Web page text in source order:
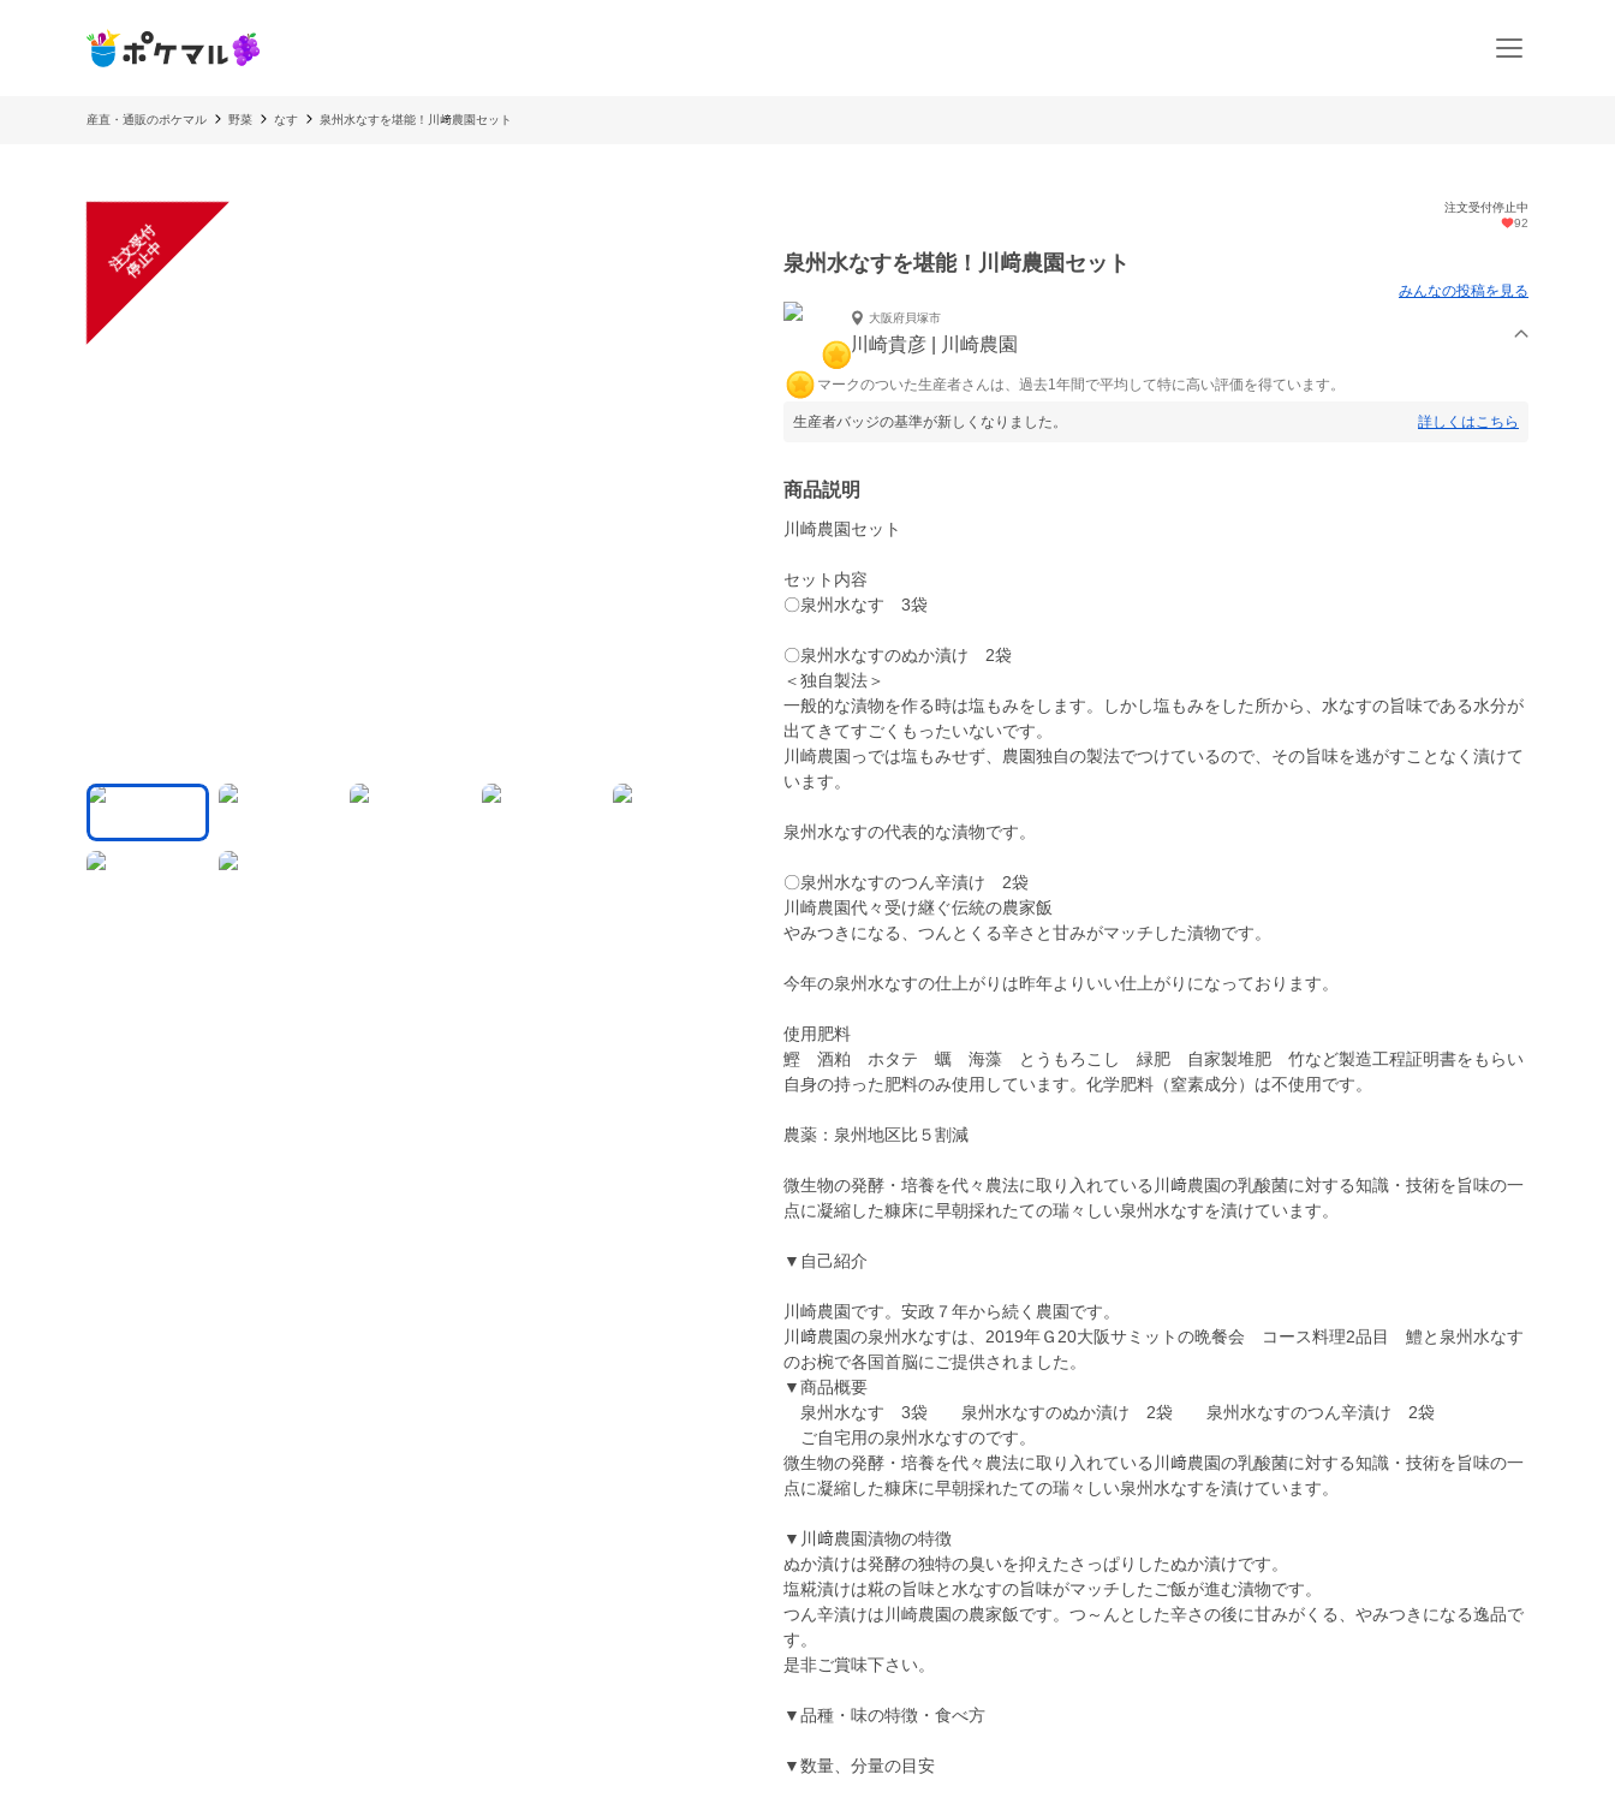
産直・通販のポケマル 野菜 なす 泉州水なすを堪能！川﨑農園セット
注
文
受
付
停
止
中
注文受付停止中
92
泉州水なすを堪能！川﨑農園セット
みんなの投稿を見る
大阪府貝塚市
川崎貴彦 | 川崎農園
マークのついた生産者さんは、過去1年間で平均して特に高い評価を得ています。
生産者バッジの基準が新しくなりました。 詳しくはこちら
商品説明
川崎農園セット
セット内容
〇泉州水なす 3袋
〇泉州水なすのぬか漬け 2袋
＜独自製法＞
一般的な漬物を作る時は塩もみをします。しかし塩もみをした所から、水なすの旨味である水分が
出てきてすごくもったいないです。
川崎農園っでは塩もみせず、農園独自の製法でつけているので、その旨味を逃がすことなく漬けて
います。
泉州水なすの代表的な漬物です。
〇泉州水なすのつん辛漬け 2袋
川崎農園代々受け継ぐ伝統の農家飯
やみつきになる、つんとくる辛さと甘みがマッチした漬物です。
今年の泉州水なすの仕上がりは昨年よりいい仕上がりになっております。
使用肥料
鰹 酒粕 ホタテ 蠣 海藻 とうもろこし 緑肥 自家製堆肥 竹など製造工程証明書をもらい
自身の持った肥料のみ使用しています。化学肥料（窒素成分）は不使用です。
農薬：泉州地区比５割減
微生物の発酵・培養を代々農法に取り入れている川﨑農園の乳酸菌に対する知識・技術を旨味の一
点に凝縮した糠床に早朝採れたての瑞々しい泉州水なすを漬けています。
▼自己紹介
川崎農園です。安政７年から続く農園です。
川﨑農園の泉州水なすは、2019年Ｇ20大阪サミットの晩餐会 コース料理2品目 鱧と泉州水なす
のお椀で各国首脳にご提供されました。
▼商品概要
泉州水なす 3袋 泉州水なすのぬか漬け 2袋 泉州水なすのつん辛漬け 2袋
ご自宅用の泉州水なすのです。
微生物の発酵・培養を代々農法に取り入れている川﨑農園の乳酸菌に対する知識・技術を旨味の一
点に凝縮した糠床に早朝採れたての瑞々しい泉州水なすを漬けています。
▼川﨑農園漬物の特徴
ぬか漬けは発酵の独特の臭いを抑えたさっぱりしたぬか漬けです。
塩糀漬けは糀の旨味と水なすの旨味がマッチしたご飯が進む漬物です。
つん辛漬けは川崎農園の農家飯です。つ～んとした辛さの後に甘みがくる、やみつきになる逸品で
す。
是非ご賞味下さい。
▼品種・味の特徴・食べ方
▼数量、分量の目安